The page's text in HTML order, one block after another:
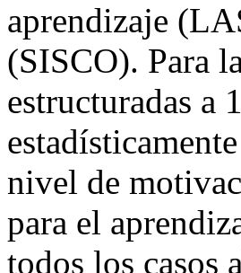
aprendizaje
(SISCO). Para
estructuradas a
nivel de
para el
todos los casos